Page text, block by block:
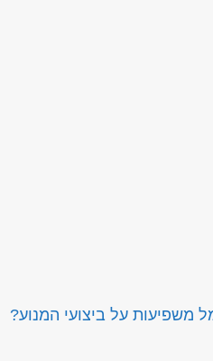
על ביצועי המנוע?